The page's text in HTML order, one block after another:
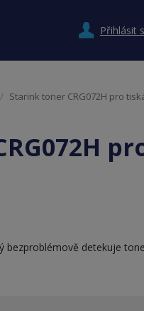
Přihlásit
Starink toner CRG072H pro
detekuje